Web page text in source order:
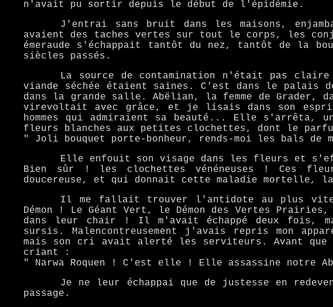
n'avait pu sortir depuis le début de l'épidémie.
J'entrai sans bruit dans les maisons,
avaient des taches vertes sur tout le corps, les
émeraude s'échappait tantôt du nez, tantôt de la
siècles passés.
La source de contamination n'était pas
viande séchée étaient saines. C'est dans le
dans la grande salle. Abëlian, la femme de Grader,
virevoltait avec grâce, et je lisais dans son
hommes qui admiraient sa beauté... Elle s'arrêta,
fleurs blanches aux petites clochettes, dont le
" Joli bouquet porte-bonheur, rends-moi les bals de
Elle enfouit son visage dans les fleurs et
Bien sûr ! les clochettes vénéneuses ! Ces
doucereuse, et qui donnait cette maladie mortelle,
Il me fallait trouver l'antidote au plus vite,
Démon ! Le Géant Vert, le Démon des Vertes
dans leur chair ! Il m'avait échappé deux fois,
sursis. Malencontreusement j'avais repris mon
mais son cri avait alerté les serviteurs. Avant
criant :
" Narwa Roquen ! C'est elle ! Elle assassine notre
Je ne leur échappai que de justesse en
passage.